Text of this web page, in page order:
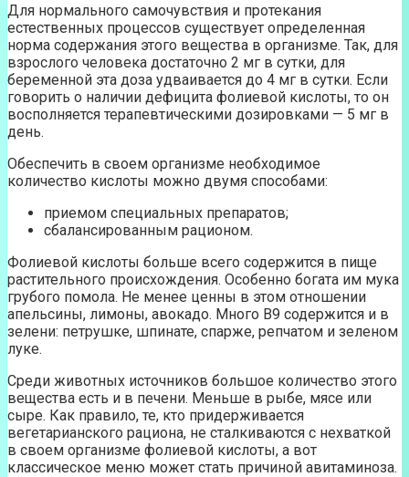
Для нормального самочувствия и протекания
естественных процессов существует определенная
норма содержания этого вещества в организме. Так, для
взрослого человека достаточно 2 мг в сутки, для
беременной эта доза удваивается до 4 мг в сутки. Если
говорить о наличии дефицита фолиевой кислоты, то он
восполняется терапевтическими дозировками — 5 мг в
день.
Обеспечить в своем организме необходимое
количество кислоты можно двумя способами:
приемом специальных препаратов;
сбалансированным рационом.
Фолиевой кислоты больше всего содержится в пище
растительного происхождения. Особенно богата им мука
грубого помола. Не менее ценны в этом отношении
апельсины, лимоны, авокадо. Много В9 содержится и в
зелени: петрушке, шпинате, спарже, репчатом и зеленом
луке.
Среди животных источников большое количество этого
вещества есть и в печени. Меньше в рыбе, мясе или
сыре. Как правило, те, кто придерживается
вегетарианского рациона, не сталкиваются с нехваткой
в своем организме фолиевой кислоты, а вот
классическое меню может стать причиной авитаминоза.